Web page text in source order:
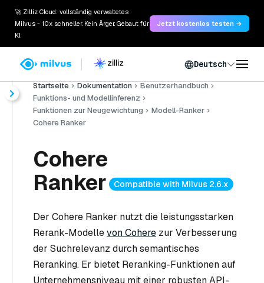
🚀 Zilliz Cloud: vollständig verwaltetes
Milvus - 10x schneller. Kein Ärger. Gebaut für
KI.
Jetzt kostenlos testen →
Deutsch
Startseite Dokumentation
Benutzerhandbuch
Funktions- und Modellinferenz
Funktionen zur Neugewichtung
Modell-Ranker
Cohere Ranker
Cohere
Ranker
Compatible with Milvus 2.6.x
Der Cohere Ranker nutzt die leistungsstarken
Rerank-Modellevon Cohere zur Verbesserung
der Suchrelevanz durch semantisches
Reranking. Er bietet Reranking-Funktionen auf
Unternehmensniveau mit einer robusten API-